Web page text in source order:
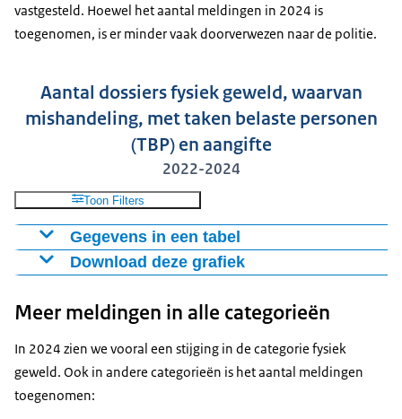
vastgesteld. Hoewel het aantal meldingen in 2024 is
toegenomen, is er minder vaak doorverwezen naar de politie.
Aantal dossiers fysiek geweld, waarvan
mishandeling, met taken belaste personen
(TBP) en aangifte
2022-2024
Toon Filters
Gegevens in een tabel
Soort dossier
Waarvan aantal mishandelingen77 56
53
Waarvan aantal aangiften
37 28
Download deze grafiek
Download CSV-bestand
Meer meldingen in alle categorieën
In 2024 zien we vooral een stijging in de categorie fysiek
geweld. Ook in andere categorieën is het aantal meldingen
toegenomen: